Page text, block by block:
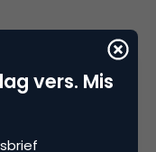
geldmachines
het internet,
waardevolle
vers. Mis